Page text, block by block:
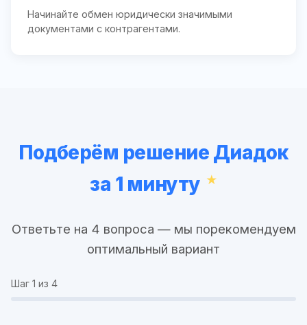
Начинайте обмен юридически значимыми
документами с контрагентами.
Подберём решение Диадок
за 1 минуту
Ответьте на 4 вопроса — мы порекомендуем
оптимальный вариант
Шаг 1 из 4